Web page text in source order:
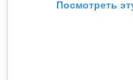
Посмотреть